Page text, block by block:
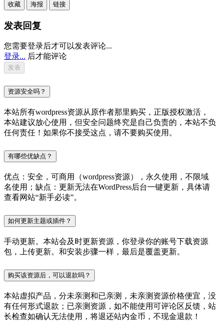
收藏 海报 链接
发表回复
您需要登录后才可以发表评论...
登录... 后才能评论
资源安全吗？
本站所有wordpress资源从原作者那里购买，正版授权激活，
本站建议放心使用，但安全问题终究是自己负责的，本站不负
任何责任！如果你不接受这点，请不要购买使用。
有哪些优缺点？
优点：安全，可商用（wordpress资源），永久使用，不限域
名使用；缺点：更新无法在WordPress后台一键更新，具体请
查看网站“新手必读”。
如何更新主题或插件？
手动更新。本站会及时更新资源，你登录你的账号下载资源
包，上传更新。和安装步骤一样，最后是覆盖更新。
购买该资源后，可以退款吗？
本站虚拟产品，分未亲测和已亲测，未亲测资源价格便宜，没
有任何形式退款；已亲测资源，如不能使用可评论区反馈，站
长检查如确认无法使用，将退还站内金币，不现金退款！